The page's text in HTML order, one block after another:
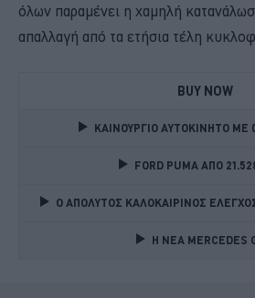
όλων παραμένει η χαμηλή
απαλλαγή από τα ετήσια τέλη
BUY NOW
ΚΑΙΝΟΥΡΓΙΟ ΑΥΤΟΚΙΝΗΤΟ ΜΕ
FORD PUMA ΑΠΟ
Ο ΑΠΟΛΥΤΟΣ ΚΑΛΟΚΑΙΡΙΝΟΣ
Η ΝΕΑ MERCEDES